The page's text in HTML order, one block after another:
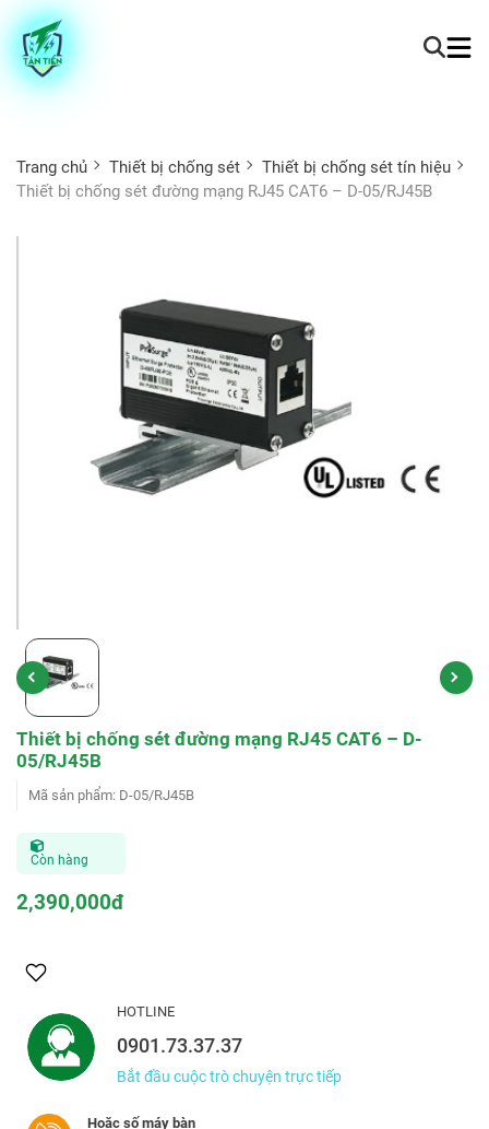
Trang chủ Thiết bị chống sét
Thiết bị chống sét tín hiệu
Thiết bị chống sét đường mạng RJ45 CAT6 – D-05/RJ45B
Thiết bị chống sét đường mạng RJ45 CAT6 – D-
05/RJ45B
Mã sản phẩm: D-05/RJ45B
Còn hàng
2,390,000đ
HOTLINE
0901.73.37.37
Bắt đầu cuộc trò chuyện trực tiếp
Hoặc số máy bàn